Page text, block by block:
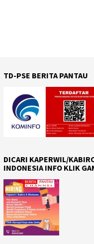
TD-PSE BERITA PANTAU
DICARI KAPERWIL/
INDONESIA INFO KLIK